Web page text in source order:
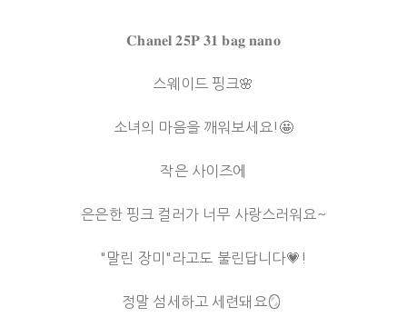
𝐂𝐡𝐚𝐧𝐞𝐥 𝟐𝟓𝐏 𝟑𝟏 𝐛𝐚𝐠 𝐧𝐚𝐧𝐨
스웨이드 핑크🌸
소녀의 마음을 깨워보세요!🤩
작은 사이즈에
은은한 핑크 컬러가 너무 사랑스러워요~
"말린 장미"라고도 불린답니다💗!
정말 섬세하고 세련돼요🪞